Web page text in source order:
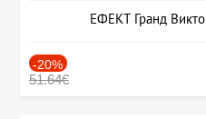
ЕФЕКТ Гранд
-20%
51.64€